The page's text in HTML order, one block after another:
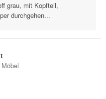
grau, mit Kopfteil,
durchgehen...